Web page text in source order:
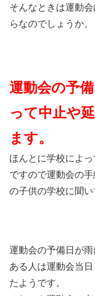
そんなときは運動
らなのでしょうか。
運動会の予
って中止や
ます。
ほんとに学校によ
ですので運動会の
の子供の学校に聞い
運動会の予備日が雨
ある人は運動会当
たようです。